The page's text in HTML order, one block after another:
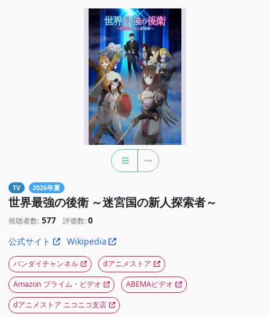
TV 2026年夏
世界最強の後衛 ～迷宮国の新人探索者～
視聴者数: 577 評価数: 0
公式サイト
Wikipedia
バンダイチャンネル
dアニメストア
Amazon プライム・ビデオ
ABEMAビデオ
dアニメストア ニコニコ支店